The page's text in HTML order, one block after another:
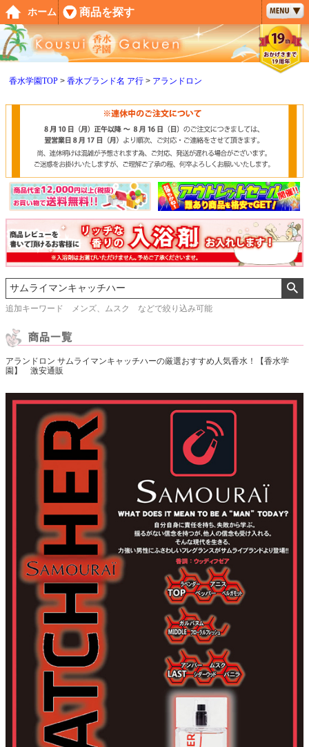
香水学園TOP 香水ブランド名 ア行 アランドロン
追加キーワード メンズ、ムスク などで絞り込み可能
アランドロン サムライマンキャッチハーの厳選おすすめ人気香水！【香水学
園】 激安通販
ペー
ジト
ップ
へ
ホーム 商品を探す